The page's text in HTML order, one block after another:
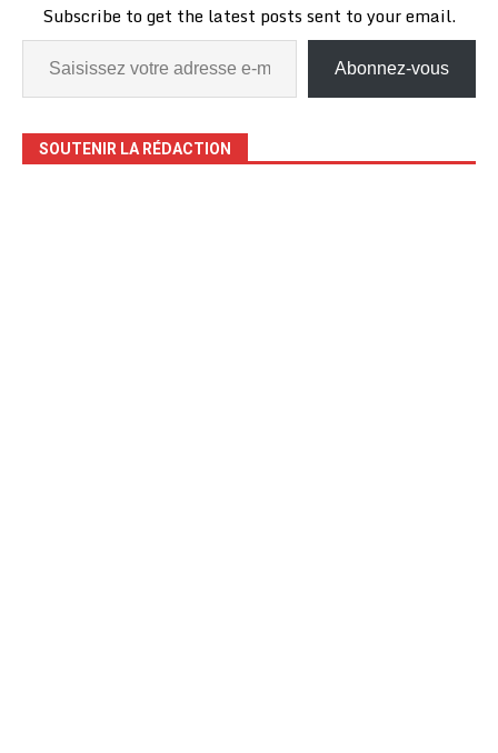
Subscribe to get the latest posts sent to your email.
Abonnez-vous
SOUTENIR LA RÉDACTION